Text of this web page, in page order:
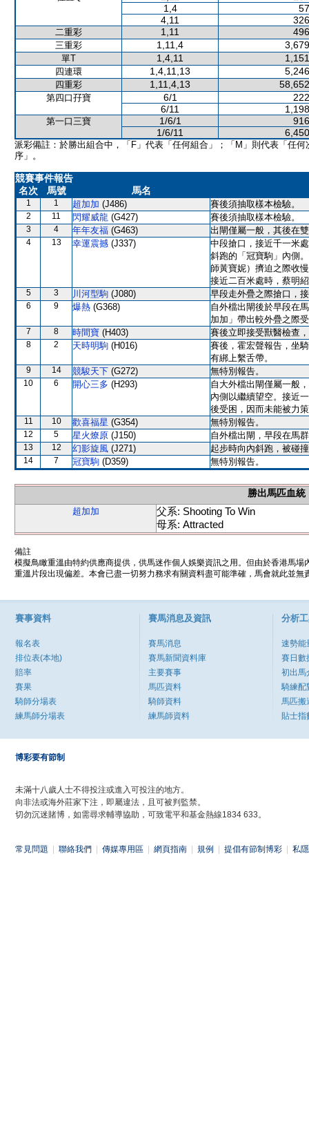
1,4
4,11
二重彩 1,11
三重彩 1,11,4
單T 1,4,11
四連環 1,4,11,13
四重彩 1,11,4,13
第四口孖寶 6/1
6/11
第一口三寶 1/6/1
1/6/11
派彩備註：於勝出組合中，「F」代表「任何組合」；「M」則代表「任何
序」。
競賽事件報告
名次
馬號 馬名
1 1 超加加 (J486) 賽後須抽取樣本檢驗。
2 11 閃耀威龍 (G427) 賽後須抽取樣本檢驗。
3 4 年年友福 (G463) 出閘僅屬一般，其後在
4 13 幸運震撼 (J337)
中段搶口，接近千一米
斜跑的「冠寶駒」內側
師黃寶妮）擠迫之際收
接近二百米處時，蔡明
5 3 川河型駒 (J080) 早段走外疊之際搶口，
6 9 爆熱 (G368)
自外檔出閘後於早段在
加加」帶出較外疊之際
7 8 時間寶 (H403) 賽後立即接受獸醫檢查
8 2 天時明駒 (H016)
賽後，霍宏聲報告，坐
有綁上繫舌帶。
9 14 競駿天下 (G272) 無特別報告。
10 6 開心三多 (H293)
自大外檔出閘僅屬一般
內側以繼續望空。接近
後受困，因而未能被力
11 10 歡喜福星 (G354) 無特別報告。
12 5 星火燎原 (J150) 自外檔出閘，早段在馬
13 12 幻影旋風 (J271) 起步時向內斜跑，被碰
14 7 冠寶駒 (D359) 無特別報告。
勝出馬匹血統
超加加
父系: Shooting To Win
母系: Attracted
備註
模擬鳥瞰重溫由特約供應商提供，供馬迷作個人娛樂資訊之用。但由於香港馬
重溫片段出現偏差。本會已盡一切努力務求有關資料盡可能準確，馬會就此並
賽事資料
報名表
排位表(本地)
賠率
賽果
騎師分場表
練馬師分場表
賽馬消息及資訊
賽馬消息
賽馬新聞資料庫
主要賽事
馬匹資料
騎師資料
練馬師資料
分析
速勢能
賽日數
初出馬
騎練配
馬匹搬
貼士指
博彩要有節制
未滿十八歲人士不得投注或進入可投注的地方。
向非法或海外莊家下注，即屬違法，且可被判監禁。
切勿沉迷賭博，如需尋求輔導協助，可致電平和基金熱線1834 633。
常見問題 聯絡我們 傳媒專用區 網頁指南 規例 提倡有節制博彩 私